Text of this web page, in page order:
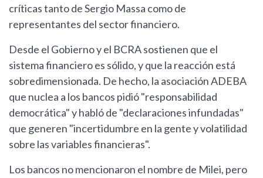
críticas tanto de Sergio Massa como de
representantes del sector financiero.
Desde el Gobierno y el BCRA sostienen que el
sistema financiero es sólido, y que la reacción está
sobredimensionada. De hecho, la asociación ADEBA
que nuclea a los bancos pidió "responsabilidad
democrática" y habló de "declaraciones infundadas"
que generen "incertidumbre en la gente y volatilidad
sobre las variables financieras".
Los bancos no mencionaron el nombre de Milei, pero